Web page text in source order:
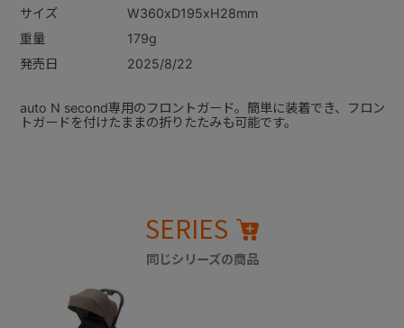
サイズ
W360xD195xH28mm
重量
179g
発売日
2025/8/22
auto N second専用のフロントガード。簡単に装着でき、フロン
トガードを付けたままの折りたたみも可能です。
SERIES
同じシリーズの商品